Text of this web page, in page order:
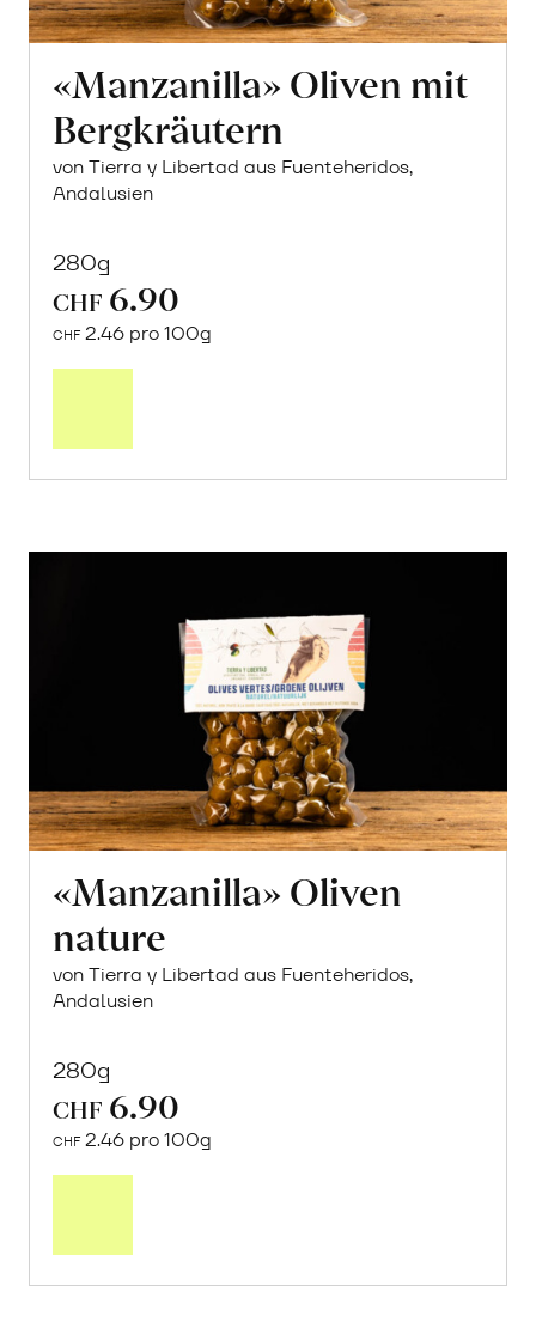
«Manzanilla» Oliven mit
Bergkräutern
von Tierra y Libertad aus Fuenteheridos,
Andalusien
280g
CHF 6.90
CHF 2.46 pro 100g
«Manzanilla» Oliven
nature
von Tierra y Libertad aus Fuenteheridos,
Andalusien
280g
CHF 6.90
CHF 2.46 pro 100g